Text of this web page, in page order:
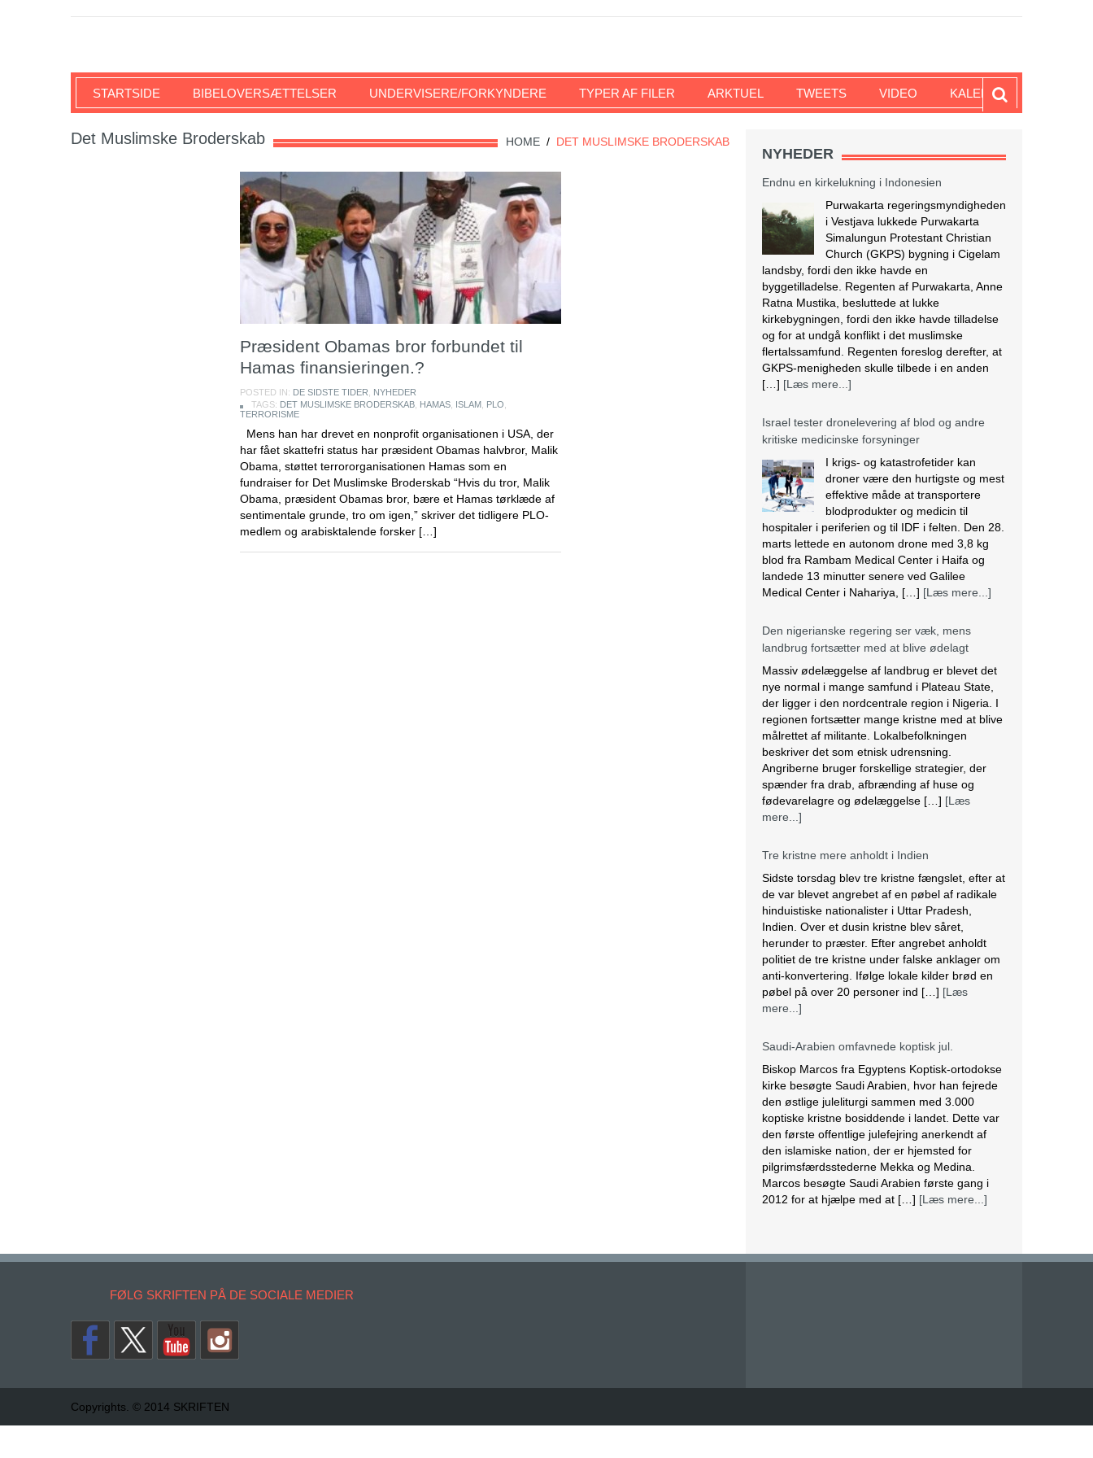
SKRIFTEN
STARTSIDE BIBELOVERSÆTTELSER UNDERVISERE/FORKYNDERE TYPER AF FILER ARKTUEL TWEETS VIDEO KALENDER
HOME / DET MUSLIMSKE BRODERSKAB
Det Muslimske Broderskab
Præsident Obamas bror forbundet til
Hamas finansieringen.?
POSTED IN: DE SIDSTE TIDER
NYHEDER
TAGS: DET MUSLIMSKE BRODERSKAB, HAMAS, ISLAM, PLO
TERRORISME
Mens han har drevet en nonprofit organisationen i USA, der
har fået skattefri status har præsident Obamas halvbror, Malik
Obama, støttet terrororganisationen Hamas som en
fundraiser for Det Muslimske Broderskab “Hvis du tror, ​​Malik
Obama, præsident Obamas bror, bære et Hamas tørklæde af
sentimentale grunde, tro om igen,” skriver det tidligere PLO-
medlem og arabisktalende forsker […]
NYHEDER
Endnu en kirkelukning i Indonesien
Purwakarta regeringsmyndigheden
i Vestjava lukkede Purwakarta
Simalungun Protestant Christian
Church (GKPS) bygning i Cigelam
landsby, fordi den ikke havde en
byggetilladelse. Regenten af Purwakarta, Anne
Ratna Mustika, besluttede at lukke
kirkebygningen, fordi den ikke havde tilladelse
og for at undgå konflikt i det muslimske
flertalssamfund. Regenten foreslog derefter, at
GKPS-menigheden skulle tilbede i en anden
[…] [Læs mere...]
Israel tester dronelevering af blod og andre
kritiske medicinske forsyninger
I krigs- og katastrofetider kan
droner være den hurtigste og mest
effektive måde at transportere
blodprodukter og medicin til
hospitaler i periferien og til IDF i felten. Den 28.
marts lettede en autonom drone med 3,8 kg
blod fra Rambam Medical Center i Haifa og
landede 13 minutter senere ved Galilee
Medical Center i Nahariya, […] [Læs mere...]
Den nigerianske regering ser væk, mens
landbrug fortsætter med at blive ødelagt
Massiv ødelæggelse af landbrug er blevet det
nye normal i mange samfund i Plateau State,
der ligger i den nordcentrale region i Nigeria. I
regionen fortsætter mange kristne med at blive
målrettet af militante. Lokalbefolkningen
beskriver det som etnisk udrensning.
Angriberne bruger forskellige strategier, der
spænder fra drab, afbrænding af huse og
fødevarelagre og ødelæggelse […] [Læs
mere...]
Tre kristne mere anholdt i Indien
Sidste torsdag blev tre kristne fængslet, efter at
de var blevet angrebet af en pøbel af radikale
hinduistiske nationalister i Uttar Pradesh,
Indien. Over et dusin kristne blev såret,
herunder to præster. Efter angrebet anholdt
politiet de tre kristne under falske anklager om
anti-konvertering. Ifølge lokale kilder brød en
pøbel på over 20 personer ind […] [Læs
mere...]
Saudi-Arabien omfavnede koptisk jul.
Biskop Marcos fra Egyptens Koptisk-ortodokse
kirke besøgte Saudi Arabien, hvor han fejrede
den østlige juleliturgi sammen med 3.000
koptiske kristne bosiddende i landet. Dette var
den første offentlige julefejring anerkendt af
den islamiske nation, der er hjemsted for
pilgrimsfærdsstederne Mekka og Medina.
Marcos besøgte Saudi Arabien første gang i
2012 for at hjælpe med at […] [Læs mere...]
lovændring
vist på nationalt […][Læs mere...]
Abbas erklærer alle aftaler med Israel og USA
FØLG SKRIFTEN PÅ DE SOCIALE MEDIER
Copyrights. © 2014 SKRIFTEN